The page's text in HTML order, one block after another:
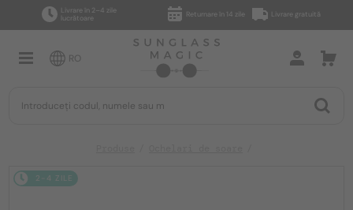
Livrare în 2–4 zile
lucrătoare
Returnare în 14 zile Livrare gratuită
RO
2-4 ZILE